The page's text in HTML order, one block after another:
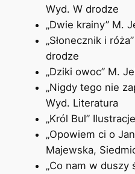
Wyd. W drodze
„Dwie krainy” M.
„Słonecznik i
drodze
„Dziki owoc” M.
„Nigdy tego nie
Wyd. Literatura
„Król Bul”
„Opowiem ci o
Majewska,
„Co nam w duszy